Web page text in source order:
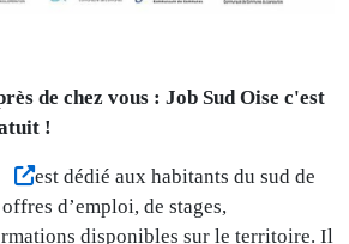
de chez vous : Job Sud Oise c'est
!
est dédié aux habitants du sud de
d’emploi, de stages,
disponibles sur le territoire. Il